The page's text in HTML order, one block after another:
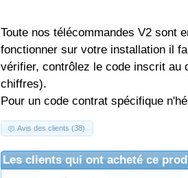
Toute nos télécommandes V2 sont
fonctionner sur votre installation il
vérifier, contrôlez le code inscrit au
chiffres).
Pour un code contrat spécifique
Avis des clients (38)
Les clients qui ont acheté ce